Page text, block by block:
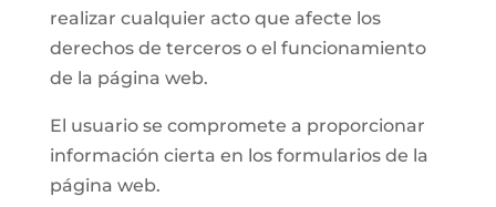
realizar cualquier acto que afecte los
derechos de terceros o el funcionamiento
de la página web.
El usuario se compromete a proporcionar
información cierta en los formularios de la
página web.